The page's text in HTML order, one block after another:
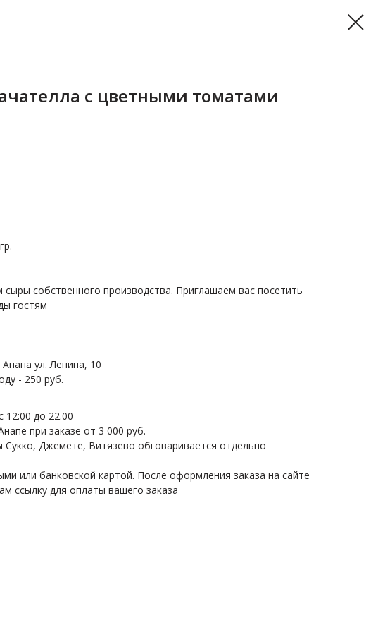
с цветными томатами
собственного производства. Приглашаем вас посетить
гостям
ул. Ленина, 10
- 250 руб.
12:00 до 22.00
при заказе от 3 000 руб.
Джемете, Витязево обговаривается отдельно
или банковской картой. После оформления заказа на сайте
ссылку для оплаты вашего заказа